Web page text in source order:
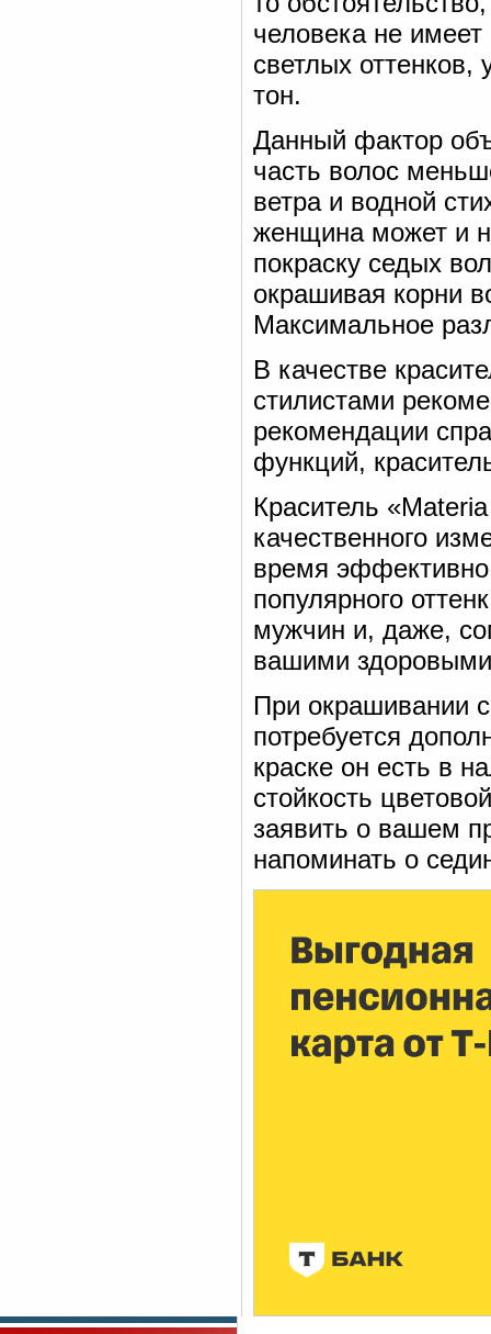
человека не
светлых
тон.
Данный фактор
часть волос
ветра и водной
женщина может и
покраску седых
окрашивая корни
Максимальное
В качестве
стилистами
рекомендации
функций,
Краситель
качественного
время эффективно
популярного
мужчин и, даже,
вашими
При окрашивании
потребуется
краске он есть в
стойкость
заявить о вашем
напоминать о